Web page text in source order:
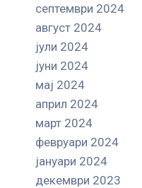
септември 2024
август 2024
јули 2024
јуни 2024
мај 2024
април 2024
март 2024
февруари 2024
јануари 2024
декември 2023